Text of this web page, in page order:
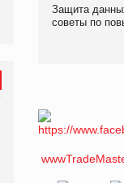
Аргентина
продуктами
на європейський
Защита
советы по